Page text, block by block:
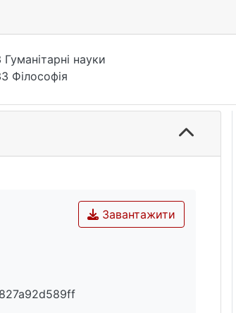
Гуманітарні науки
Філософія
Завантажити